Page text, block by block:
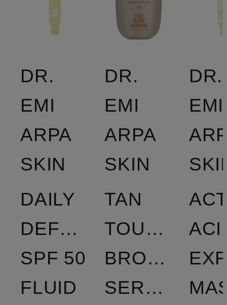
DR.
EMI
ARPA
SKIN
DAILY
DEFENCE
SPF 50
FLUID
DR.
EMI
ARPA
SKIN
TAN
TOUCH
BRONZING
SERUM
DR.
EMI